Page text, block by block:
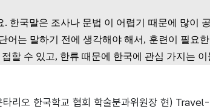
. 한국말은 조사나 문법 이 어렵기 때문에 많이
어는 말하기 전에 생각해야 해서 , 훈련이 필요
할 수 있고, 한류 때문에 한국에 관심 가지는 이
타리오 한국학교 협회 학술분과위원장 현)